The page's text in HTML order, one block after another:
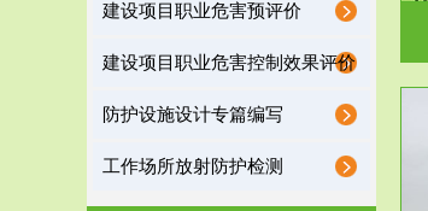
建设项目职业危害预评价
建设项目职业危害控制效果评价
防护设施设计专篇编写
工作场所放射防护检测
服务范围